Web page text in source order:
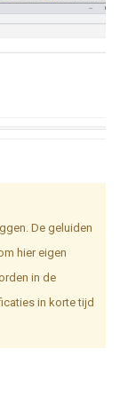
De geluiden
hier eigen
in de
in korte tijd